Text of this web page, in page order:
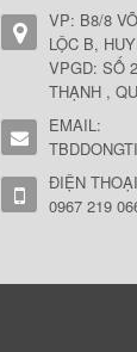
VP: B8/8
LỘC B,
VPGD: SỐ
THẠNH ,
EMAIL:
ĐIỆN
0967 219